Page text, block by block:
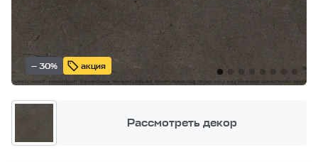
— 30% акция
Рассмотреть декор